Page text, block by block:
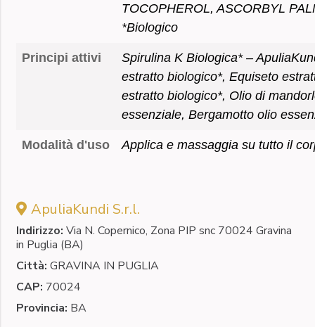
TOCOPHEROL, ASCORBYL
*Biologico
Principi attivi
Spirulina K Biologica* –
estratto biologico*, Equiseto
estratto biologico*, Olio di
essenziale, Bergamotto olio
Modalità d'uso Applica e massaggia su tutto il
ApuliaKundi S.r.l.
Indirizzo: Via N. Copernico, Zona PIP snc 70024 Gravina
in Puglia (BA)
Città: GRAVINA IN PUGLIA
CAP: 70024
Provincia: BA